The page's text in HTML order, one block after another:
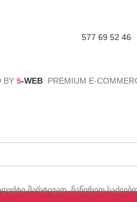
577 69 52 46
BY S-WEB . PREMIUM E-
მარტივად, ჩაწერეთ